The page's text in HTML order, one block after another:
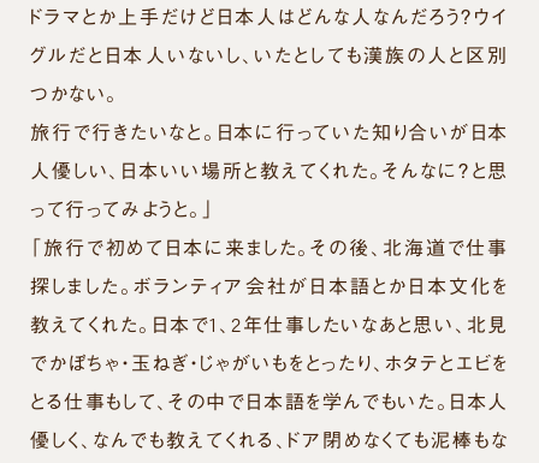
ドラマとか上手だけど日本人はどんな人なんだろう？ウイ
グルだと日本人いないし、いたとしても漢族の人と区別
つかない。
旅行で行きたいなと。日本に行っていた知り合いが日本
人優しい、日本いい場所と教えてくれた。そんなに？と思
って行ってみようと。」
「旅行で初めて日本に来ました。その後、北海道で仕事
探しました。ボランティア会社が日本語とか日本文化を
教えてくれた。日本で1、2年仕事したいなあと思い、北見
でかぼちゃ・玉ねぎ・じゃがいもをとったり、ホタテとエビを
とる仕事もして、その中で日本語を学んでもいた。日本人
優しく、なんでも教えてくれる、ドア閉めなくても泥棒もな